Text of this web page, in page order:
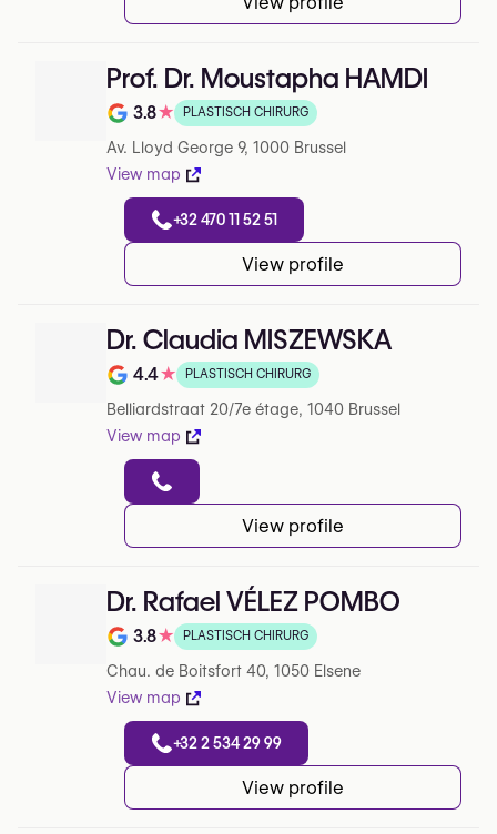
Prof. Dr. Moustapha HAMDI
Note de 3.8 sur 5 sur Google
3.8★ PLASTISCH CHIRURG
Av. Lloyd George 9, 1000 Brussel
View map
+32 470 11 52 51
View profile
Dr. Claudia MISZEWSKA
Note de 4.4 sur 5 sur Google
4.4★ PLASTISCH CHIRURG
Belliardstraat 20/7e étage, 1040 Brussel
View map
View profile
Dr. Rafael VÉLEZ POMBO
Note de 3.8 sur 5 sur Google
3.8★ PLASTISCH CHIRURG
Chau. de Boitsfort 40, 1050 Elsene
View map
+32 2 534 29 99
View profile